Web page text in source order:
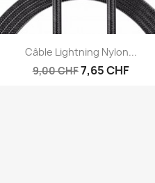
 Anteprima
Câble Lightning Nylon...
9,00 CHF7,65 CHF